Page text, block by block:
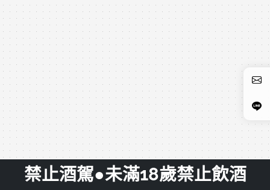
禁止酒駕●未滿18歲禁止飲酒